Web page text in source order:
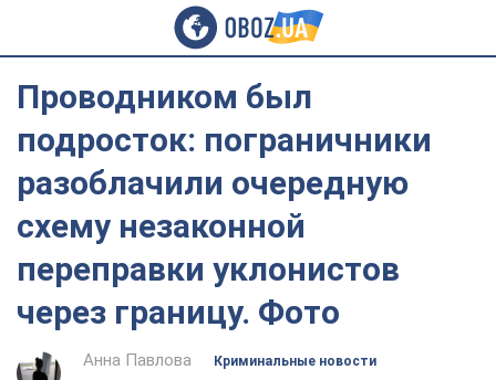
Проводником был
подросток: пограничники
разоблачили очередную
схему незаконной
переправки уклонистов
через границу. Фото
Анна Павлова
Криминальные новости